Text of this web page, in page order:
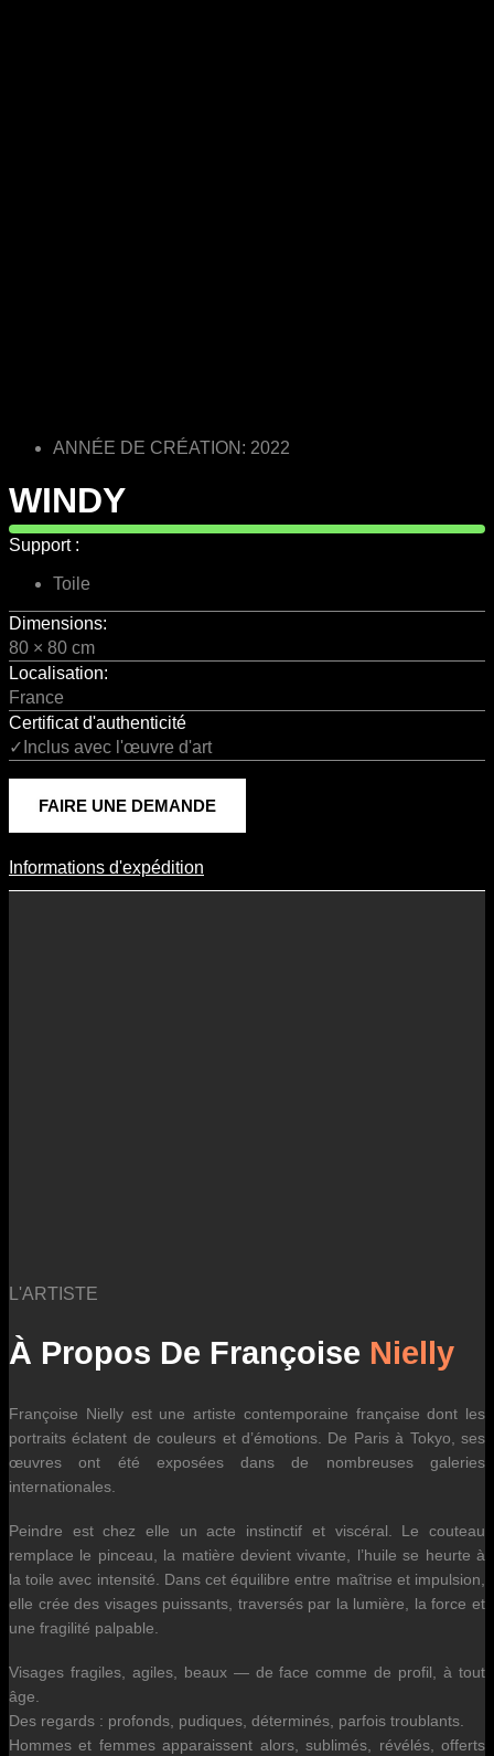
ANNÉE DE CRÉATION: 2022
WINDY
Support :
Toile
Dimensions:
80 × 80 cm
Localisation:
France
Certificat d'authenticité
✓Inclus avec l'œuvre d'art
FAIRE UNE DEMANDE
Informations D'expédition
Informations d'expédition
L'ARTISTE
À Propos De Françoise Nielly
Françoise Nielly est une artiste contemporaine française dont les
portraits éclatent de couleurs et d’émotions. De Paris à Tokyo, ses
œuvres ont été exposées dans de nombreuses galeries
internationales.
Peindre est chez elle un acte instinctif et viscéral. Le couteau
remplace le pinceau, la matière devient vivante, l’huile se heurte à
la toile avec intensité. Dans cet équilibre entre maîtrise et impulsion,
elle crée des visages puissants, traversés par la lumière, la force et
une fragilité palpable.
Visages fragiles, agiles, beaux — de face comme de profil, à tout
âge.
Des regards : profonds, pudiques, déterminés, parfois troublants.
Hommes et femmes apparaissent alors, sublimés, révélés, offerts